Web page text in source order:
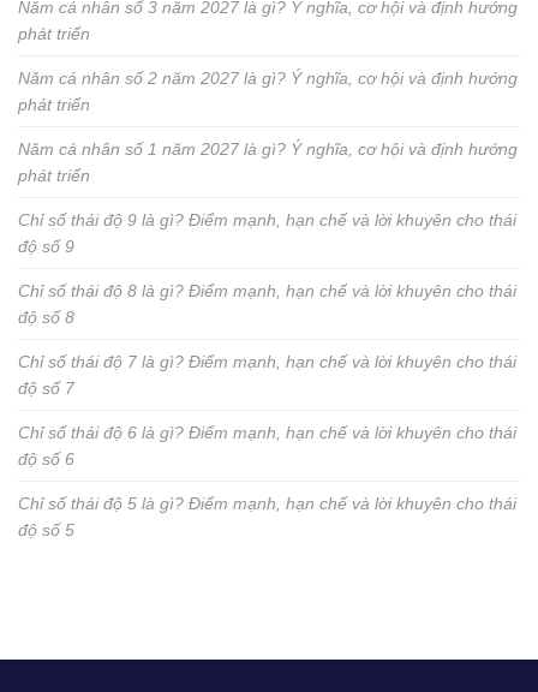
Năm cá nhân số 3 năm 2027 là gì? Ý nghĩa, cơ hội và định hướng
phát triển
Năm cá nhân số 2 năm 2027 là gì? Ý nghĩa, cơ hội và định hướng
phát triển
Năm cá nhân số 1 năm 2027 là gì? Ý nghĩa, cơ hội và định hướng
phát triển
Chỉ số thái độ 9 là gì? Điểm mạnh, hạn chế và lời khuyên cho thái
độ số 9
Chỉ số thái độ 8 là gì? Điểm mạnh, hạn chế và lời khuyên cho thái
độ số 8
Chỉ số thái độ 7 là gì? Điểm mạnh, hạn chế và lời khuyên cho thái
độ số 7
Chỉ số thái độ 6 là gì? Điểm mạnh, hạn chế và lời khuyên cho thái
độ số 6
Chỉ số thái độ 5 là gì? Điểm mạnh, hạn chế và lời khuyên cho thái
độ số 5